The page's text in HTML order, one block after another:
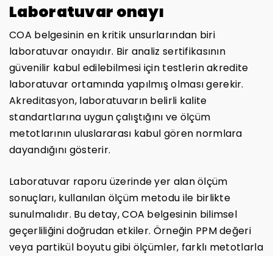
Laboratuvar onayı
COA belgesinin en kritik unsurlarından biri
laboratuvar onayıdır. Bir analiz sertifikasının
güvenilir kabul edilebilmesi için testlerin akredite
laboratuvar ortamında yapılmış olması gerekir.
Akreditasyon, laboratuvarın belirli kalite
standartlarına uygun çalıştığını ve ölçüm
metotlarının uluslararası kabul gören normlara
dayandığını gösterir.
Laboratuvar raporu üzerinde yer alan ölçüm
sonuçları, kullanılan ölçüm metodu ile birlikte
sunulmalıdır. Bu detay, COA belgesinin bilimsel
geçerliliğini doğrudan etkiler. Örneğin PPM değeri
veya partikül boyutu gibi ölçümler, farklı metotlarla